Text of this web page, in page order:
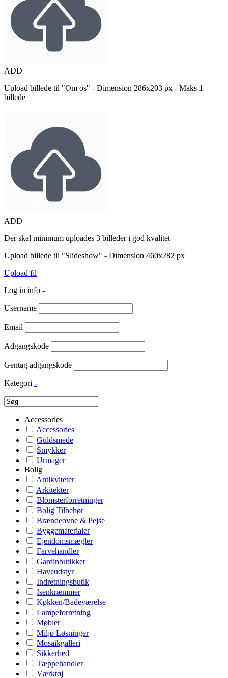
ADD
Upload billede til "Om os" - Dimension 286x203 px - Maks 1
billede
ADD
Der skal minimum uploades 3 billeder i god kvalitet
Upload billede til "Slideshow" - Dimension 460x282 px
Upload fil
Log in info -
Username
Email
Adgangskode
Gentag adgangskode
Kategori -
Accessories
Accessories
Guldsmede
Smykker
Urmager
Bolig
Antikviteter
Arkitekter
Blomsterforretninger
Bolig Tilbehør
Brændeovne & Pejse
Byggematerialer
Ejendomsmægler
Farvehandler
Gardinbutikker
Haveudstyr
Indretningsbutik
Isenkræmmer
Køkken/Badeværelse
Lampeforretning
Møbler
Miljø Løsninger
Mosaikgalleri
Sikkerhed
Tæppehandler
Værktøj